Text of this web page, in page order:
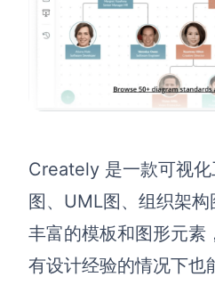
Creately 是一款可视
图、UML图、组织架
丰富的模板和图形元素
有设计经验的情况下也